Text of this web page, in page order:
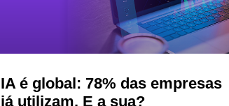
IA é global: 78% das empresas
já utilizam. E a sua?